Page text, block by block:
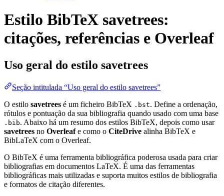
Estilo BibTeX savetrees:
citações, referências e Overleaf
Uso geral do estilo savetrees
Seção intitulada “Uso geral do estilo savetrees”
O estilo savetrees é um ficheiro BibTeX .bst. Define a ordenação,
rótulos e pontuação da sua bibliografia quando usado com uma base
.bib. Abaixo há um resumo dos estilos BibTeX, depois como usar
savetrees no Overleafe como o CiteDrive alinha BibTeX e
BibLaTeX com o Overleaf.
O BibTeX é uma ferramenta bibliográfica poderosa usada para criar
bibliografias em documentos LaTeX. É uma das ferramentas
bibliográficas mais utilizadas e suporta muitos estilos de bibliografia
e formatos de citação diferentes.